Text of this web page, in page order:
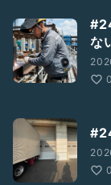
な
0
0